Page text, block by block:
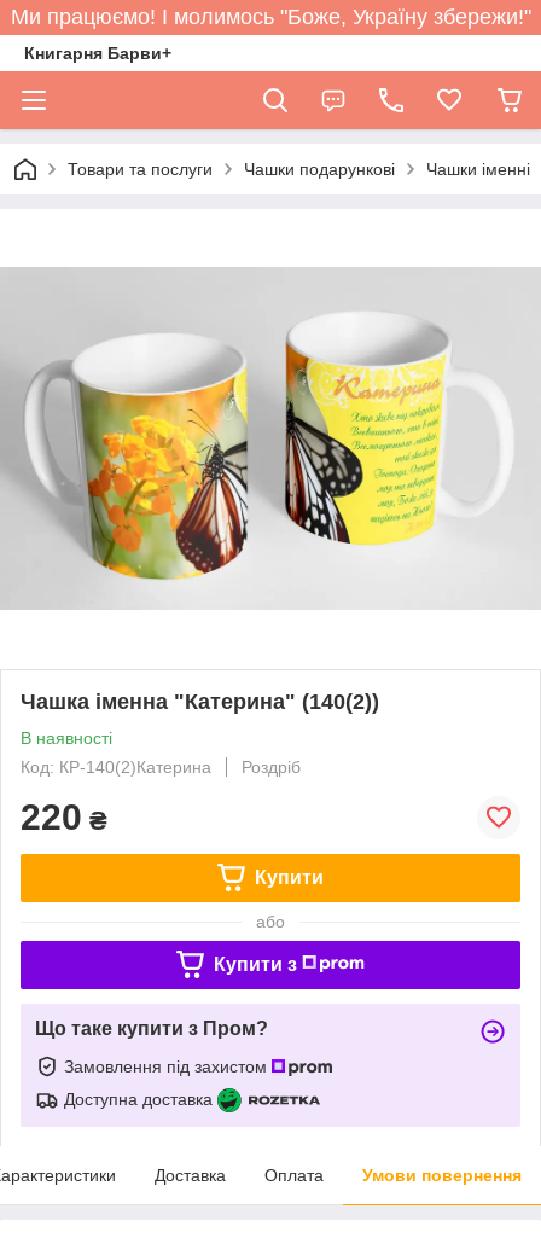
Ми працюємо! І молимось "Боже, Україну збережи!"
Книгарня Барви+
Товари та послуги Чашки подарункові Чашки іменні
Чашка іменна "Катерина" (140(2))
В наявності
Код: КР-140(2)Катерина
Роздріб
220 ₴
Купити
або
Купити з
Що таке купити з Пром?
Замовлення під захистом
Доступна доставка
Доставка Оплата Умови повернення